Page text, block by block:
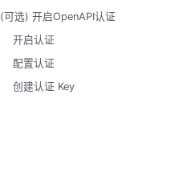
(可选) 开启OpenAPI认证
开启认证
配置认证
创建认证 Key